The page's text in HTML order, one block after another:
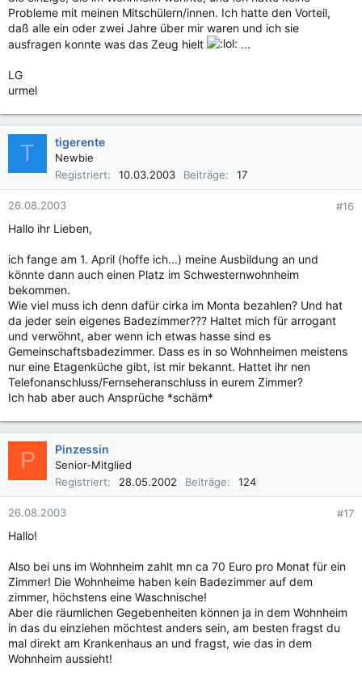
Probleme mit meinen Mitschülern/innen. Ich hatte den Vorteil,
daß alle ein oder zwei Jahre über mir waren und ich sie
ausfragen konnte was das Zeug hielt
...
LG
urmel
T tigerente
Newbie
Registriert
10.03.2003 Beiträge 17
26.08.2003 #16
Hallo ihr Lieben,
ich fange am 1. April (hoffe ich...) meine Ausbildung an und
könnte dann auch einen Platz im Schwesternwohnheim
bekommen.
Wie viel muss ich denn dafür cirka im Monta bezahlen? Und hat
da jeder sein eigenes Badezimmer??? Haltet mich für arrogant
und verwöhnt, aber wenn ich etwas hasse sind es
Gemeinschaftsbadezimmer. Dass es in so Wohnheimen meistens
nur eine Etagenküche gibt, ist mir bekannt. Hattet ihr nen
Telefonanschluss/Fernseheranschluss in eurem Zimmer?
Ich hab aber auch Ansprüche *schäm*
P Pinzessin
Senior-Mitglied
Registriert
28.05.2002 Beiträge 124
26.08.2003 #17
Hallo!
Also bei uns im Wohnheim zahlt mn ca 70 Euro pro Monat für ein
Zimmer! Die Wohnheime haben kein Badezimmer auf dem
zimmer, höchstens eine Waschnische!
Aber die räumlichen Gegebenheiten können ja in dem Wohnheim
in das du einziehen möchtest anders sein, am besten fragst du
mal direkt am Krankenhaus an und fragst, wie das in dem
Wohnheim aussieht!